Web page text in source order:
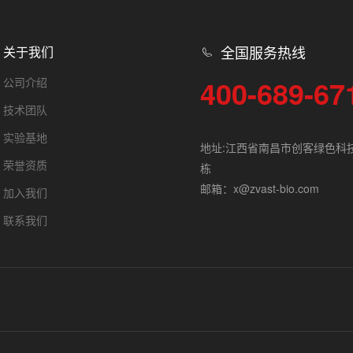
关于我们
公司介绍
技术团队
实验基地
荣誉资质
加入我们
联系我们
全国服务热线
400-689-
地址:江西省南昌市创客绿色科
栋
邮箱：x@zvast-bio.com